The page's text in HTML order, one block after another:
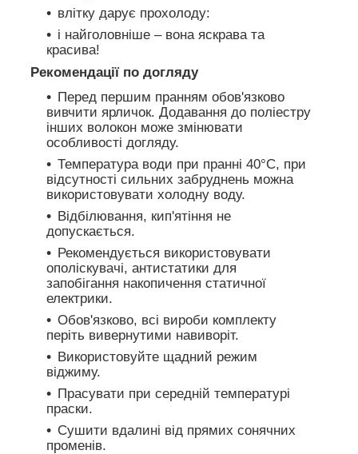
влітку дарує прохолоду:
і найголовніше – вона яскрава та
красива!
Рекомендації по догляду
Перед першим пранням обов'язково
вивчити ярличок. Додавання до поліестру
інших волокон може змінювати
особливості догляду.
Температура води при пранні 40°C, при
відсутності сильних забруднень можна
використовувати холодну воду.
Відбілювання, кип'ятіння не
допускається.
Рекомендується використовувати
ополіскувачі, антистатики для
запобігання накопичення статичної
електрики.
Обов'язково, всі вироби комплекту
періть вивернутими навиворіт.
Використовуйте щадний режим
віджиму.
Прасувати при середній температурі
праски.
Сушити вдалині від прямих сонячних
променів.